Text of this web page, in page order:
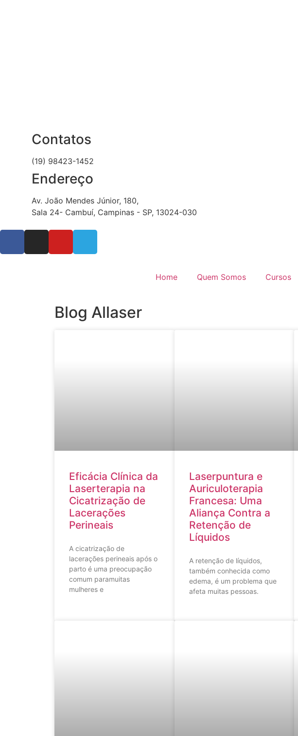
Contatos
(19) 98423-1452
Endereço
Av. João Mendes Júnior, 180,
Sala 24- Cambuí, Campinas - SP, 13024-030
Home Quem Somos Cursos
Blog Allaser
Eficácia Clínica da
Laserterapia na
Cicatrização de
Lacerações
Perineais
A cicatrização de
lacerações perineais após o
parto é uma preocupação
comum paramuitas
mulheres e
Laserpuntura e
Auriculoterapia
Francesa: Uma
Aliança Contra a
Retenção de
Líquidos
A retenção de líquidos,
também conhecida como
edema, é um problema que
afeta muitas pessoas.